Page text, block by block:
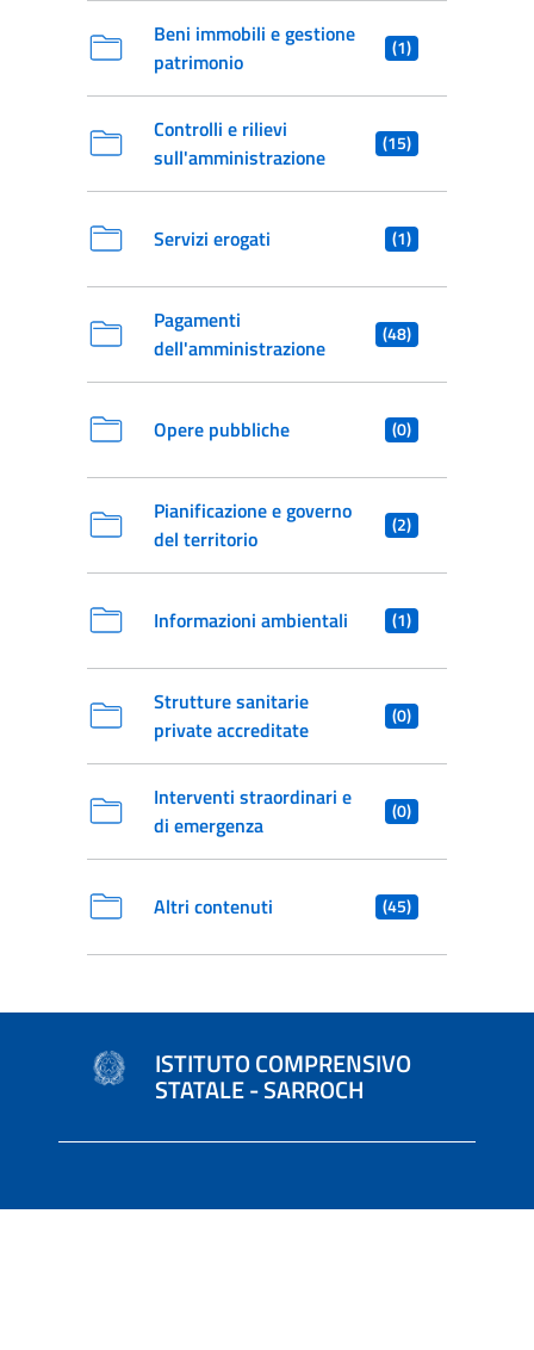
Beni immobili e gestione
patrimonio
(1)
Controlli e rilievi
sull'amministrazione
(15)
Servizi erogati (1)
Pagamenti
dell'amministrazione
(48)
Opere pubbliche (0)
Pianificazione e governo
del territorio
(2)
Informazioni ambientali (1)
Strutture sanitarie
private accreditate
(0)
Interventi straordinari e
di emergenza
(0)
Altri contenuti (45)
ISTITUTO COMPRENSIVO
STATALE - SARROCH